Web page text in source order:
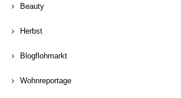
Beauty
Herbst
Blogflohmarkt
Wohnreportage